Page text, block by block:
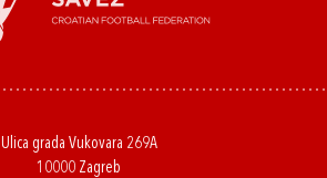
Ulica grada Vukovara 269A
10000 Zagreb